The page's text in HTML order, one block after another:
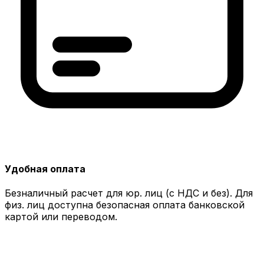
Удобная оплата
Безналичный расчет для юр. лиц (с НДС и без). Для
физ. лиц доступна безопасная оплата банковской
картой или переводом.